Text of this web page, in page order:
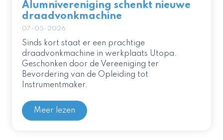
Alumnivereniging schenkt nieuwe
draadvonkmachine
07-05-2026
Sinds kort staat er een prachtige
draadvonkmachine in werkplaats Utopa.
Geschonken door de Vereeniging ter
Bevordering van de Opleiding tot
Instrumentmaker.
Meer lezen